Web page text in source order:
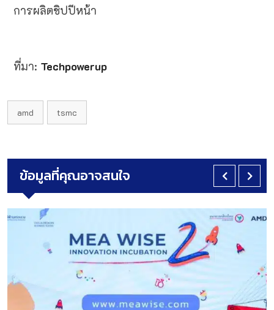
การผลิตชิปปีหน้า
ที่มา: Techpowerup
amd tsmc
ข้อมูลที่คุณอาจสนใจ